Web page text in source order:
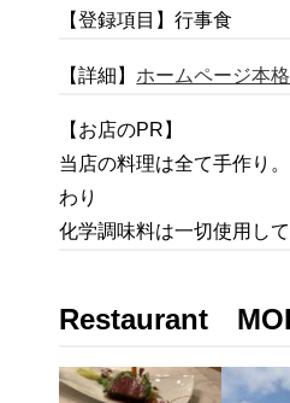
【登録項目】行事食
【詳細】 ホームページ本
【お店のPR】
当店の料理は全て手作り
わり
化学調味料は一切使用して
Restaurant